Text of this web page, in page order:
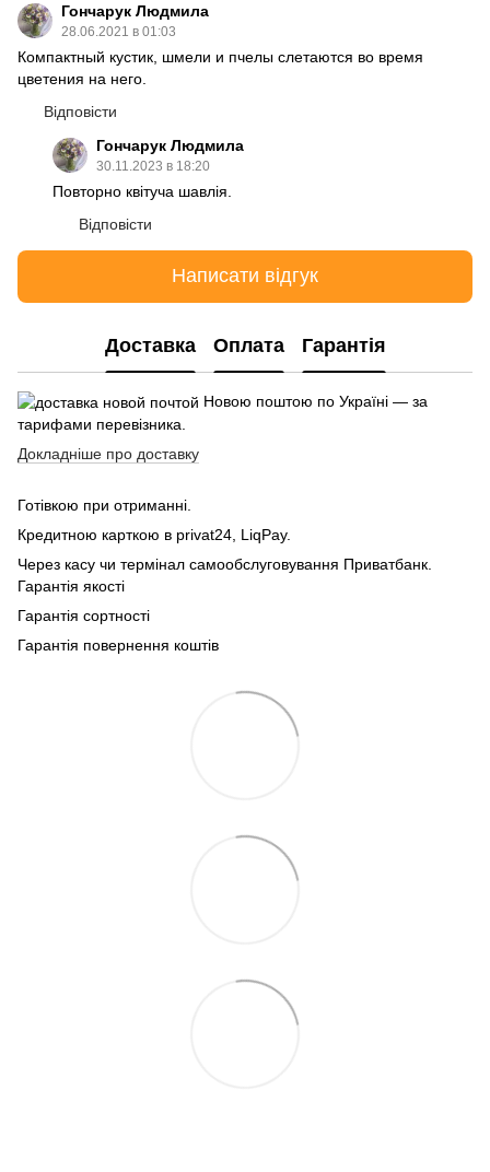
Гончарук Людмила
28.06.2021 в 01:03
Компактный кустик, шмели и пчелы слетаются во время
цветения на него.
Відповісти
Гончарук Людмила
30.11.2023 в 18:20
Повторно квітуча шавлія.
Відповісти
Написати відгук
Доставка Оплата Гарантія
Новою поштою по Україні — за
тарифами перевізника.
Докладніше про доставку
Готівкою при отриманні.
Кредитною карткою в privat24, LiqPay.
Через касу чи термінал самообслуговування Приватбанк.
Гарантія якості
Гарантія сортності
Гарантія повернення коштів